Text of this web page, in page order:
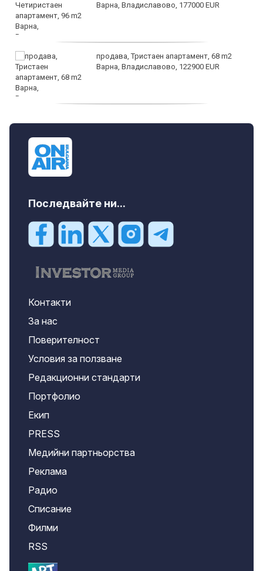
Варна, Владиславово, 177000 EUR
продава, Тристаен апартамент, 68 m2
Варна, Владиславово, 122900 EUR
Последвайте ни...
Контакти
За нас
Поверителност
Условия за ползване
Редакционни стандарти
Портфолио
Екип
PRESS
Медийни партньорства
Реклама
Радио
Списание
Филми
RSS